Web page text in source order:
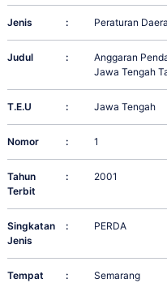
Jenis : Peraturan
Judul :
Anggaran
Jawa Tengah
T.E.U : Jawa Tengah
Nomor : 1
Tahun
Terbit
: 2001
Singkatan
Jenis
: PERDA
Tempat
: Semarang